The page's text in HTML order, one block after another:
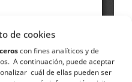
de cookies
con fines analíticos y de
A continuación, puede aceptar
cuál de ellas pueden ser